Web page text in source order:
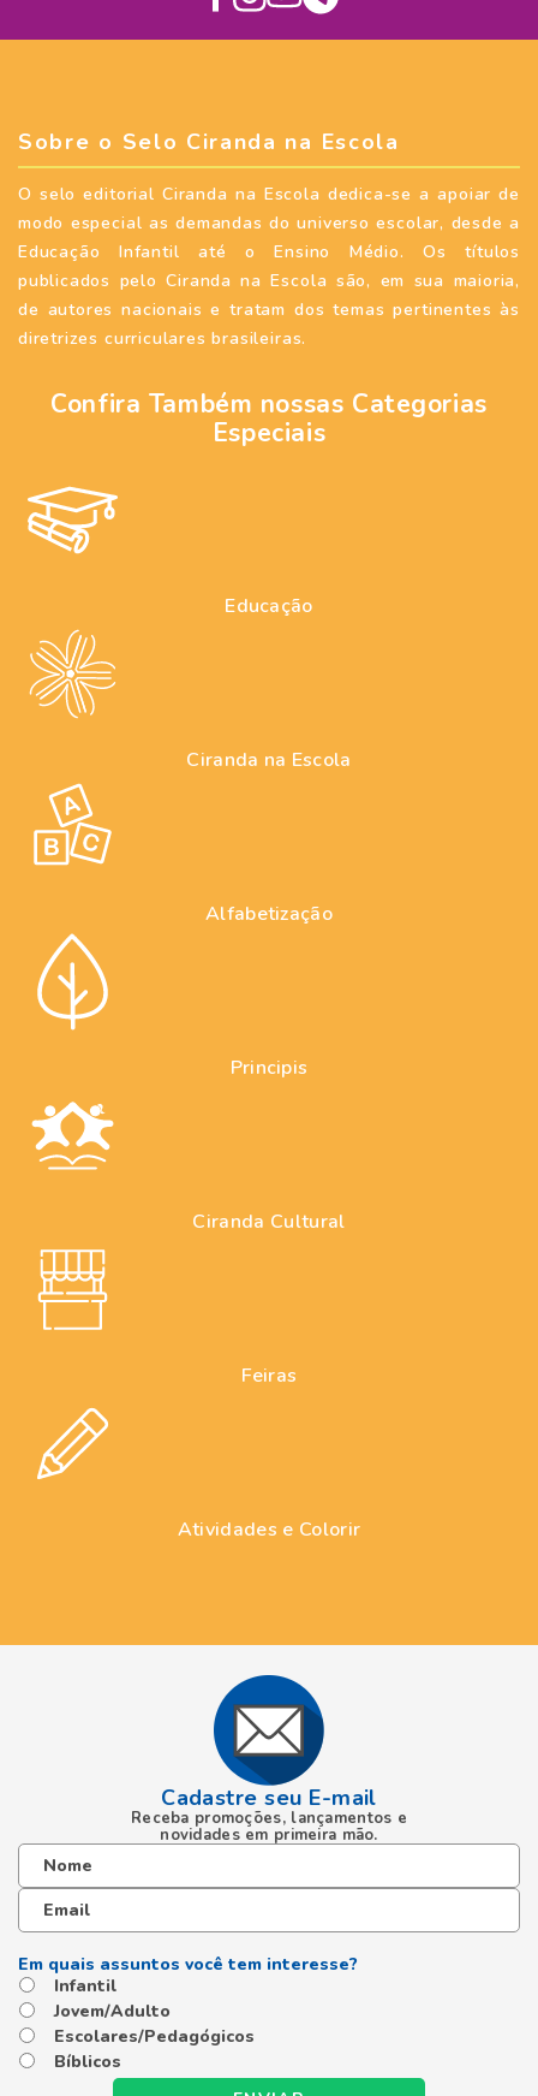
Sobre o Selo Ciranda na Escola
O selo editorial Ciranda na Escola dedica-se a apoiar de
modo especial as demandas do universo escolar, desde a
Educação Infantil até o Ensino Médio. Os títulos
publicados pelo Ciranda na Escola são, em sua maioria,
de autores nacionais e tratam dos temas pertinentes às
diretrizes curriculares brasileiras.
Confira Também nossas Categorias
Especiais
Cadastre seu E-mail
Receba promoções, lançamentos e
novidades em primeira mão.
Infantil
Jovem/Adulto
Escolares/Pedagógicos
Bíblicos